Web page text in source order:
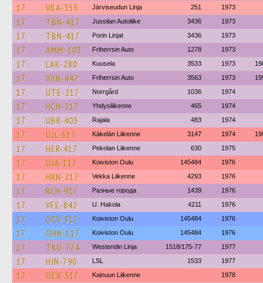
17 VBA-353 Järviseudun Linja 251 1973
17 TBN-417 Jussilan Autoliike 3436 1973
17 TBN-417 Porin Linjat 3436 1973
17 AMM-103 Friherrsin Auto 1278 1973
17 LAK-280 Kuusela 3533 1973
17 VHN-447 Friherrsin Auto 3563 1973
17 UTE-217 Norrgård 1036 1974
17 HCH-217 Yhdysliikenne 465 1974
17 UBR-403 Rajala 483 1974
17 OJL-617 Käkelän Liikenne 3147 1974
17 HER-417 Pekolan Liikenne 630 1975
17 OJA-117 Koiviston Oulu 145484 1976
17 HRN-217 Vekka Liikenne 4293 1976
17 RCH-917 Разные города 1439 1976
17 VEE-842 U. Hakola 4211 1976
17 OCV-317 Koiviston Oulu 145484 1976
17 OHN-117 Koiviston Oulu 145484 1976
17 TKU-774 Westendin Linja 1518/175-77 1977
17 HJN-790 LSL 1533 1977
17 OEX-317 Kainuun Liikenne 1978